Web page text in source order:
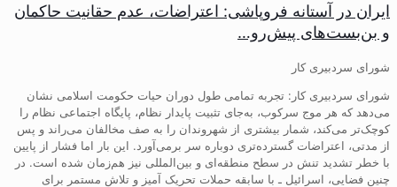
ایران در آستانه فروپاشی: اعتراضات، عدم حقانیت حاکمان
و بن‌بست‌های پیش‌رو…
شورای سردبیری کار
شورای سردبیری کار: تجربه تمامی طول دوران حیات حکومت اسلامی نشان
می‌دهد که هر موج سرکوب، به‌جای تثبیت پایدار نظام، پایگاه اجتماعی نظام را
کوچک‌تر می‌کند، شمار بیشتری از شهروندان را به صف مخالفان می‌راند و پس
از مدتی، اعتراضات گسترده‌تری دوباره سر برمی‌آورد. این بار اما فشار از پایین
با خطر تشدید تنش در سطح منطقه‌ای و بین‌المللی نیز هم‌زمان شده است. در
چنین فضایی، اسرائیل ـ با سابقه حملات تحریک آمیز و تلاش مستمر برای